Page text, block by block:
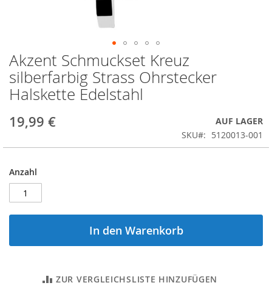
Zum
Anfang
der
Bildergalerie
Akzent Schmuckset Kreuz
silberfarbig Strass Ohrstecker
Halskette Edelstahl
19,99 €
AUF LAGER
SKU
5120013-001
Anzahl
In den Warenkorb
ZUR VERGLEICHSLISTE HINZUFÜGEN